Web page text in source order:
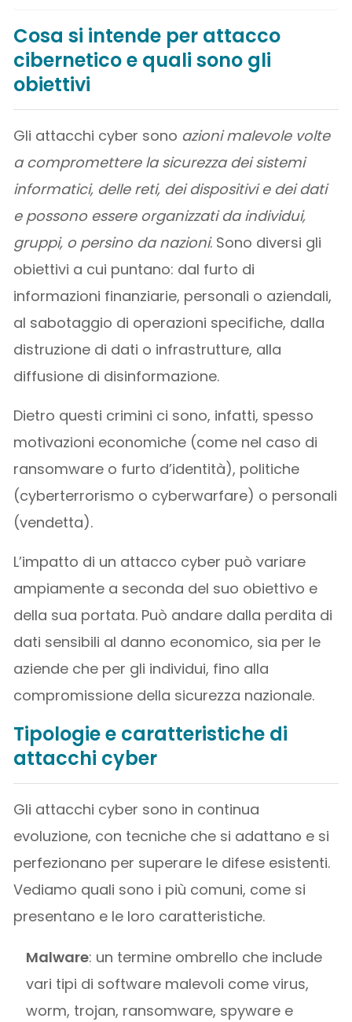
Cosa si intende per attacco
cibernetico e quali sono gli
obiettivi
Gli attacchi cyber sono azioni malevole volte
a compromettere la sicurezza dei sistemi
informatici, delle reti, dei dispositivi e dei dati
e possono essere organizzati da individui,
gruppi, o persino da nazioni. Sono diversi gli
obiettivi a cui puntano: dal furto di
informazioni finanziarie, personali o aziendali,
al sabotaggio di operazioni specifiche, dalla
distruzione di dati o infrastrutture, alla
diffusione di disinformazione.
Dietro questi crimini ci sono, infatti, spesso
motivazioni economiche (come nel caso di
ransomware o furto d’identità), politiche
(cyberterrorismo o cyberwarfare) o personali
(vendetta).
L’impatto di un attacco cyber può variare
ampiamente a seconda del suo obiettivo e
della sua portata. Può andare dalla perdita di
dati sensibili al danno economico, sia per le
aziende che per gli individui, fino alla
compromissione della sicurezza nazionale.
Tipologie e caratteristiche di
attacchi cyber
Gli attacchi cyber sono in continua
evoluzione, con tecniche che si adattano e si
perfezionano per superare le difese esistenti.
Vediamo quali sono i più comuni, come si
presentano e le loro caratteristiche.
Malware: un termine ombrello che include
vari tipi di software malevoli come virus,
worm, trojan, ransomware, spyware e